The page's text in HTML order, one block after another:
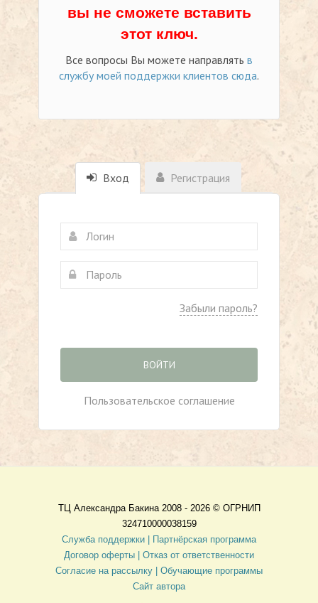
вы не сможете вставить
этот ключ.
Все вопросы Вы можете направлять в
службу моей поддержки клиентов сюда.
Вход Регистрация
Забыли пароль?
ВОЙТИ
Пользовательское соглашение
ТЦ Александра Бакина 2008 - 2026 © ОГРНИП
324710000038159
Служба поддержки |
Партнёрская программа
Договор оферты
| Отказ от ответственности
Согласие на рассылку | Обучающие программы
Сайт автора